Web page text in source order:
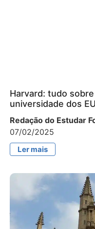
Harvard: tudo
universidade dos
Redação do Estudar
07/02/2025
Ler mais